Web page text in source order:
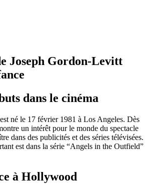
Joseph Gordon-Levitt
dans le cinéma
né le 17 février 1981 à Los Angeles. Dès
un intérêt pour le monde du spectacle
dans des publicités et des séries télévisées.
est dans la série “Angels in the Outfield”
à Hollywood